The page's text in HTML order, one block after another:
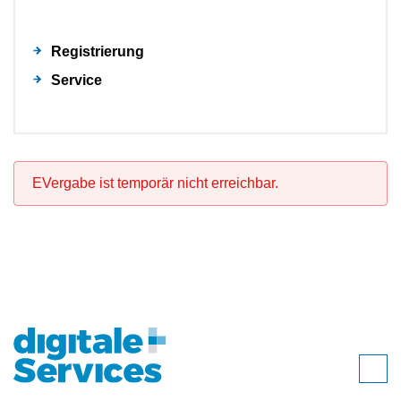
Registrierung
Service
EVergabe ist temporär nicht erreichbar.